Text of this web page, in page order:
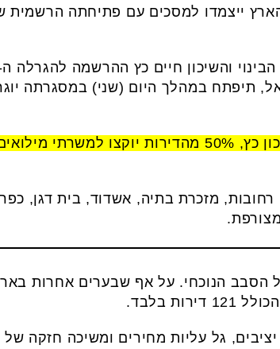
בהגרלה זו, בהתאם למדיניות שמוביל שר הבינוי והשיכון כץ, 50%
רחובות, מזכרת בתיה, אשדוד, בית דגן,
הנוכחי. על אף שבערים אחרות
בלבד.
גל עליות מחירים ומשיכה חזקה